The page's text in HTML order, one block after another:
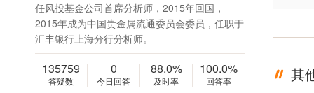
任风投基金公司首席分析师，2015年回国，
2015年成为中国贵金属流通委员会委员，任职于
汇丰银行上海分行分析师。
135759
答疑数
0
今日回答
88.0%
及时率
100.0%
回答率 其